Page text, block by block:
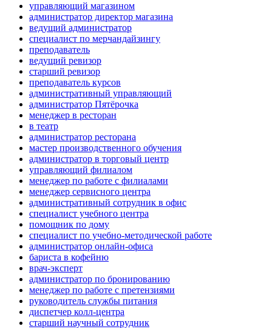
управляющий магазином
администратор директор магазина
ведущий администратор
специалист по мерчандайзингу
преподаватель
ведущий ревизор
старший ревизор
преподаватель курсов
административный управляющий
администратор Пятёрочка
менеджер в ресторан
в театр
администратор ресторана
мастер производственного обучения
администратор в торговый центр
управляющий филиалом
менеджер по работе с филиалами
менеджер сервисного центра
административный сотрудник в офис
специалист учебного центра
помощник по дому
специалист по учебно-методической работе
администратор онлайн-офиса
бариста в кофейню
врач-эксперт
администратор по бронированию
менеджер по работе с претензиями
руководитель службы питания
диспетчер колл-центра
старший научный сотрудник